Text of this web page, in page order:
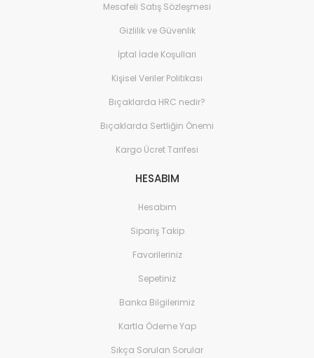
Mesafeli Satış Sözleşmesi
Gizlilik ve Güvenlik
İptal İade Koşullari
Kişisel Veriler Politikası
Bıçaklarda HRC nedir?
Bıçaklarda Sertliğin Önemi
Kargo Ücret Tarifesi
HESABIM
Hesabım
Sipariş Takip
Favorileriniz
Sepetiniz
Banka Bilgilerimiz
Kartla Ödeme Yap
Sıkça Sorulan Sorular